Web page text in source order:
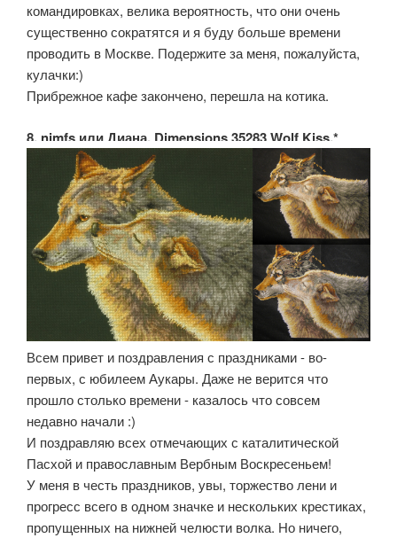
командировках, велика вероятность, что они очень
существенно сократятся и я буду больше времени
проводить в Москве. Подержите за меня, пожалуйста,
кулачки:)
Прибрежное кафе закончено, перешла на котика.
8. nimfs или Диана. Dimensions 35283 Wolf Kiss.*
Всем привет и поздравления с праздниками - во-
первых, с юбилеем Аукары. Даже не верится что
прошло столько времени - казалось что совсем
недавно начали :)
И поздравляю всех отмечающих с каталитической
Пасхой и православным Вербным Воскресеньем!
У меня в честь праздников, увы, торжество лени и
прогресс всего в одном значке и нескольких крестиках,
пропущенных на нижней челюсти волка. Но ничего,